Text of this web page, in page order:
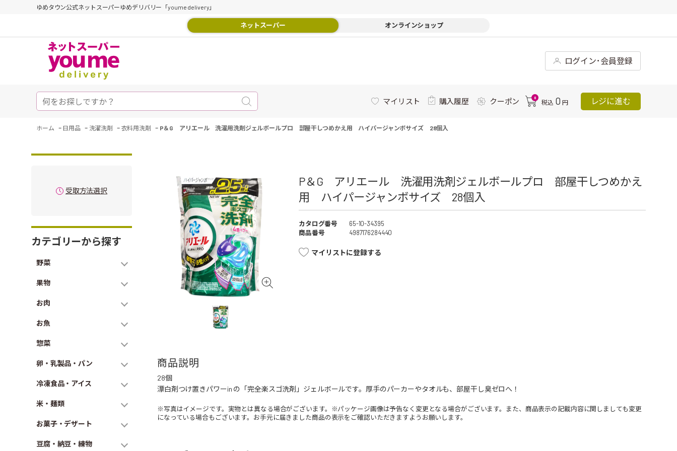
ゆめタウン公式ネットスーパーゆめデリバリー「youme delivery」
ネットスーパー オンラインショップ
ログイン･会員登録
マイリスト 購入履歴 クーポン 0
税込 0 円 レジに進む
ホーム - 日用品 - 洗濯洗剤 - 衣料用洗剤 - P＆G アリエール 洗濯用洗剤ジェルボールプロ 部屋干しつめかえ用 ハイパージャンボサイズ 28個入
受取方法選択
カテゴリーから探す
野菜
果物
お肉
お魚
惣菜
卵・乳製品・パン
冷凍食品・アイス
米・麺類
お菓子・デザート
豆腐・納豆・練物
P＆G アリエール 洗濯用洗剤ジェルボールプロ 部屋干しつめかえ
用 ハイパージャンボサイズ 28個入
カタログ番号
65-10-34395
商品番号
4987176284440
マイリストに登録する
商品説明
28個
漂白剤つけ置きパワーin の「完全楽スゴ洗剤」ジェルボールです。厚手のパーカーやタオルも、部屋干し臭ゼロへ！
※写真はイメージです。実物とは異なる場合がございます。※パッケージ画像は予告なく変更となる場合がございます。また、商品表示の記載内容に関しましても変更
になっている場合もございます。お手元に届きました商品の表示をご確認いただきますようお願いします。